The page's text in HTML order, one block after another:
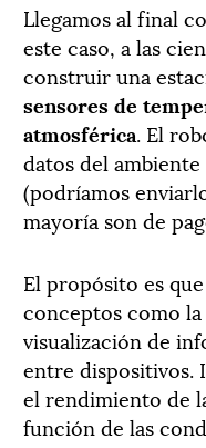
Llegamos al final
este caso, a las
construir una
sensores de
atmosférica. El
datos del
(podríamos
mayoría son de
El propósito es
conceptos como
visualización de
entre dispositivos.
el rendimiento de
función de las